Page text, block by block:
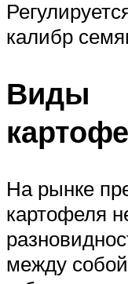
калибр
Виды
На рынке
картофеля
между